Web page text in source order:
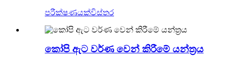
පරීක්ෂණයක්විස්තර
කෝපි ඇට වර්ණ වෙන් කිරීමේ යන්ත්‍රය